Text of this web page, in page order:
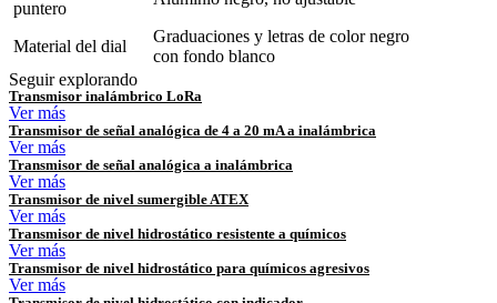
puntero
Material del dial
Graduaciones y letras de color negro
con fondo blanco
Seguir explorando
Transmisor inalámbrico LoRa
Ver más
Transmisor de señal analógica de 4 a 20 mA a inalámbrica
Ver más
Transmisor de señal analógica a inalámbrica
Ver más
Transmisor de nivel sumergible ATEX
Ver más
Transmisor de nivel hidrostático resistente a químicos
Ver más
Transmisor de nivel hidrostático para químicos agresivos
Ver más